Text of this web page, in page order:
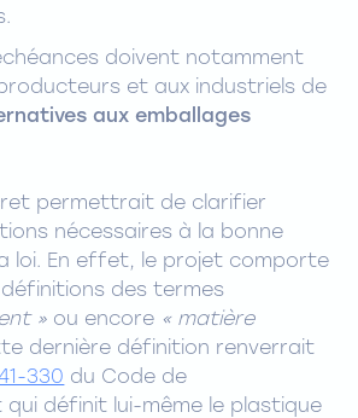
doivent notamment
et aux industriels de
aux emballages
permettrait de clarifier
nécessaires à la bonne
loi. En effet, le projet comporte
des termes
» ou encore « matière
dernière définition renverrait
330 du Code de
qui définit lui-même le plastique